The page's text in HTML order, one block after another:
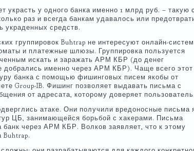
украсть у одного банка именно 1 млрд руб. – такую
раз и всегда банкам удавалось или
украденных средств.
группировок Buhtrap не интересуют онлайн-
и платежные шлюзы. Группировка пользуется
искать и заражать АРМ КБР (до денег
добрались именно через АРМ КБР). Чаще всего этот
банка с помощью фишинговых писем якобы от
Group-IB. Фишинг позволяет выдавать письма с
от адресата, которому доверяет пользователь.
атаке. Они получили вредоносные письма
ЦБ, занимающейся борьбой с хакерами. Письма
банк через АРМ КБР. Волков заявляет, что к этому
Buhtrap.